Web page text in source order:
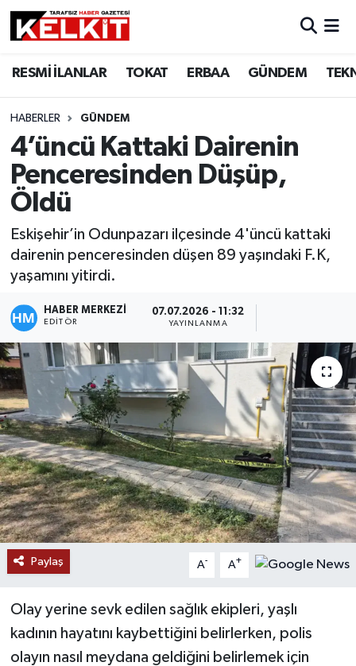
RESMİ İLANLAR TOKAT ERBAA GÜNDEM
HABERLER GÜNDEM
4’üncü Kattaki Dairenin
Penceresinden Düşüp,
Öldü
Eskişehir’in Odunpazarı ilçesinde 4'üncü kattaki
dairenin penceresinden düşen 89 yaşındaki F.K,
yaşamını yitirdi.
HABER MERKEZİ
EDITÖR
07.07.2026 - 11:32
YAYINLANMA
Paylaş A- A+
Olay yerine sevk edilen sağlık ekipleri, yaşlı
kadının hayatını kaybettiğini belirlerken, polis
olayın nasıl meydana geldiğini belirlemek için